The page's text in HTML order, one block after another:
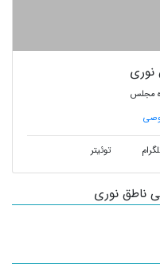
نوری
مجلس
توئیتر
ناطق نوری